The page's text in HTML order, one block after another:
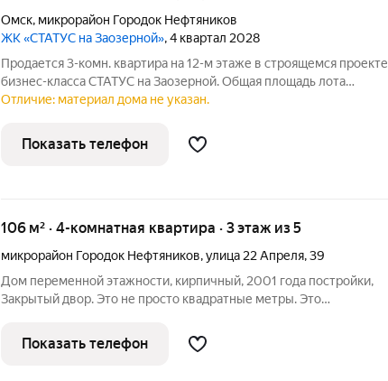
Омск, микрорайон Городок Нефтяников
ЖК «СТАТУС на Заозерной», 4 квартал 2028
Продается 3-комн. квартира на 12-м этаже в строящемся проекте
бизнес-класса СТАТУС на Заозерной. Общая площадь лота
составляет 69,25 кв. м, из которых 32,70 кв. м отведено под
Преимущества
Отличие: материал дома не указан.
Показать телефон
106 м² · 4-комнатная квартира · 3 этаж из 5
микрорайон Городок Нефтяников,улица 22 Апреля,39
Дом переменной этажности, кирпичный, 2001 года постройки,
Закрытый двор. Это не просто квадратные метры. Это
создают твёрдую основу для счастливой жизни Квартира, в
которой уже есть всё для
Показать телефон